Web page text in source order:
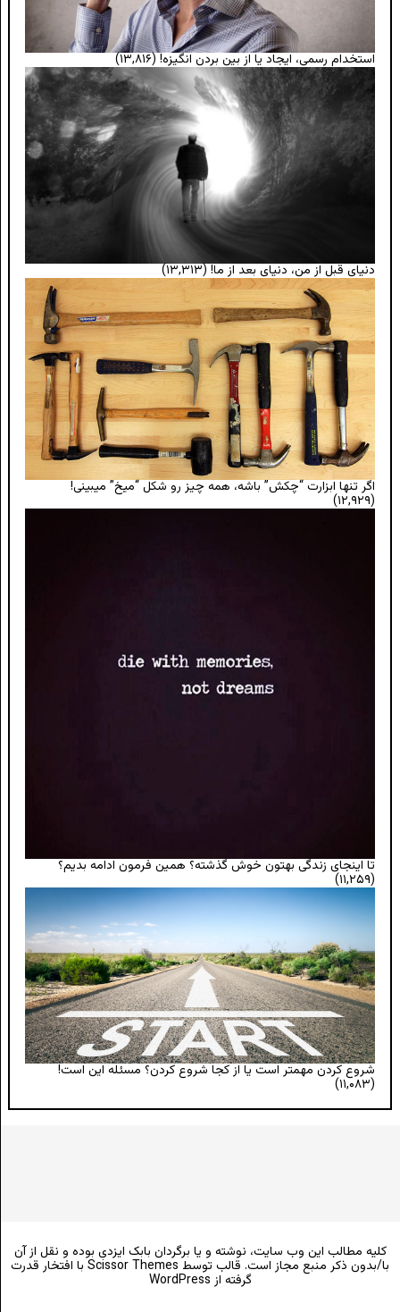
استخدام رسمی، ایجاد یا از بین بردن انگیزه!(۱۳,۸۱۶)
دنیای قبل از من، دنیای بعد از ما! (۱۳,۳۱۳)
اگر تنها ابزارت “چکش” باشه، همه چیز رو شکل “میخ” میبینی!
(۱۲,۹۲۹)
تا اینجای زندگی بهتون خوش گذشته؟ همین فرمون ادامه بدیم؟
(۱۱,۲۵۹)
شروع کردن مهمتر است یا از کجا شروع کردن؟ مسئله این است!
(۱۱,۰۸۳)
کلیه مطالب این وب سایت، نوشته و یا برگردان بابک ایزدی بوده و نقل از آن
با/بدون ذکر منبع مجاز است. قالب توسط Scissor Themes با افتخار قدرت
گرفته از WordPress